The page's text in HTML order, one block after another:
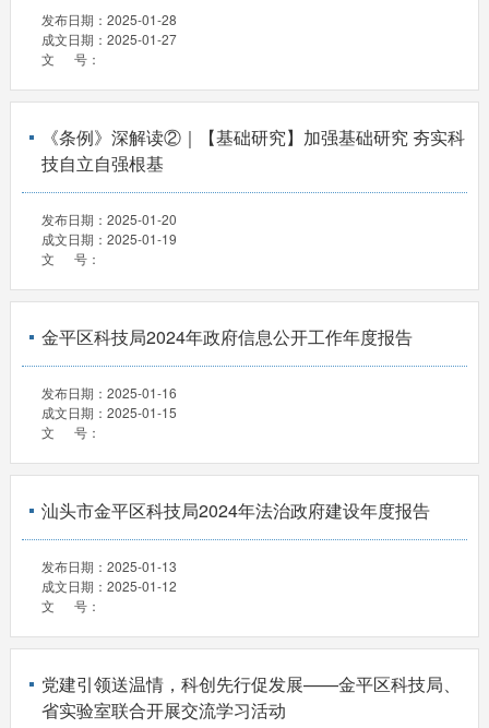
发布日期： 2025-01-28
成文日期： 2025-01-27
文 号：
《条例》深解读②｜【基础研究】加强基础研究 夯实科
技自立自强根基
发布日期： 2025-01-20
成文日期： 2025-01-19
文 号：
金平区科技局2024年政府信息公开工作年度报告
发布日期： 2025-01-16
成文日期： 2025-01-15
文 号：
汕头市金平区科技局2024年法治政府建设年度报告
发布日期： 2025-01-13
成文日期： 2025-01-12
文 号：
党建引领送温情，科创先行促发展——金平区科技局、
省实验室联合开展交流学习活动